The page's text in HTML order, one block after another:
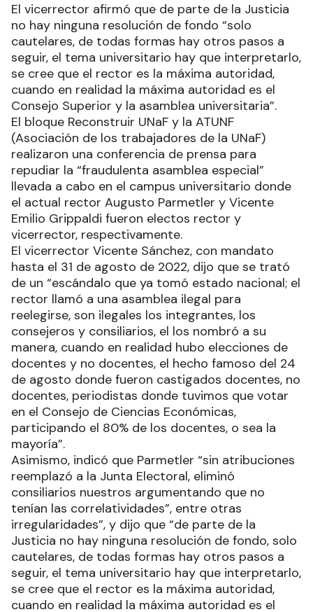
El vicerrector afirmó que de parte de la Justicia
no hay ninguna resolución de fondo “solo
cautelares, de todas formas hay otros pasos a
seguir, el tema universitario hay que interpretarlo,
se cree que el rector es la máxima autoridad,
cuando en realidad la máxima autoridad es el
Consejo Superior y la asamblea universitaria”.
El bloque Reconstruir UNaF y la ATUNF
(Asociación de los trabajadores de la UNaF)
realizaron una conferencia de prensa para
repudiar la “fraudulenta asamblea especial”
llevada a cabo en el campus universitario donde
el actual rector Augusto Parmetler y Vicente
Emilio Grippaldi fueron electos rector y
vicerrector, respectivamente.
El vicerrector Vicente Sánchez, con mandato
hasta el 31 de agosto de 2022, dijo que se trató
de un “escándalo que ya tomó estado nacional; el
rector llamó a una asamblea ilegal para
reelegirse, son ilegales los integrantes, los
consejeros y consiliarios, el los nombró a su
manera, cuando en realidad hubo elecciones de
docentes y no docentes, el hecho famoso del 24
de agosto donde fueron castigados docentes, no
docentes, periodistas donde tuvimos que votar
en el Consejo de Ciencias Económicas,
participando el 80% de los docentes, o sea la
mayoría”.
Asimismo, indicó que Parmetler “sin atribuciones
reemplazó a la Junta Electoral, eliminó
consiliarios nuestros argumentando que no
tenían las correlatividades”, entre otras
irregularidades”, y dijo que “de parte de la
Justicia no hay ninguna resolución de fondo, solo
cautelares, de todas formas hay otros pasos a
seguir, el tema universitario hay que interpretarlo,
se cree que el rector es la máxima autoridad,
cuando en realidad la máxima autoridad es el